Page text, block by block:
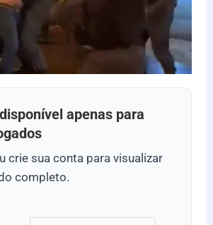
apenas para
crie sua conta para visualizar
completo.